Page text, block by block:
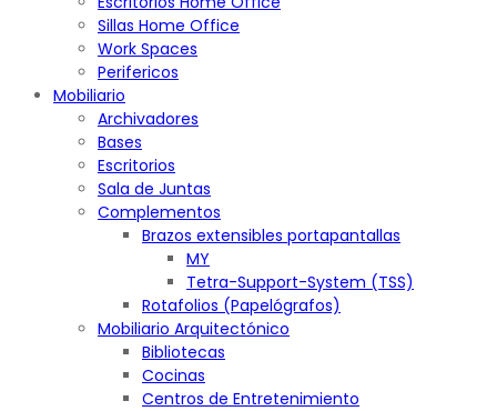
Sillas Home Office
Work Spaces
Perifericos
Mobiliario
Archivadores
Bases
Escritorios
Sala de Juntas
Complementos
Brazos extensibles portapantallas
MY
Tetra-Support-System (TSS)
Rotafolios (Papelógrafos)
Mobiliario Arquitectónico
Bibliotecas
Cocinas
Centros de Entretenimiento